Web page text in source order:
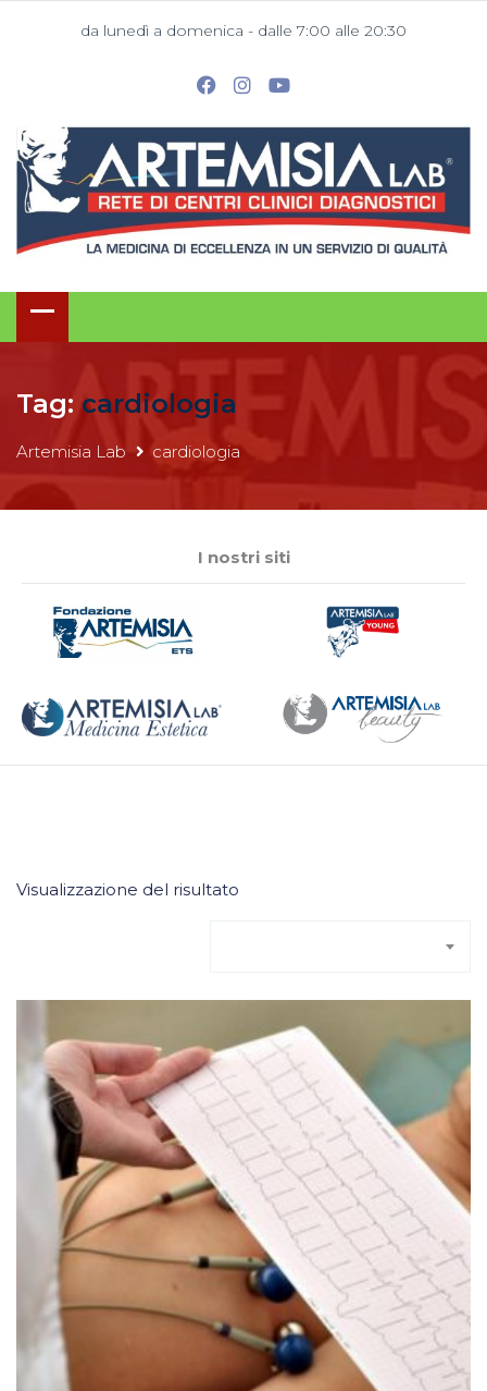
da lunedì a domenica - dalle 7:00 alle 20:30
Tag:cardiologia
Artemisia Lab cardiologia
I nostri siti
Visualizzazione del risultato